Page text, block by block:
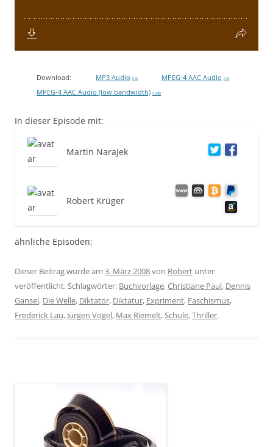
Download: MP3 Audio 0 B MPEG-4 AAC Audio 0 B
MPEG-4 AAC Audio (low bandwidth) 5 MB
In dieser Episode mit:
Martin Narajek
Robert Krüger
ähnliche Episoden:
Dieser Beitrag wurde am 3. März 2008von Robert unter
veröffentlicht. Schlagwörter: Buchvorlage,Christiane Paul, Dennis
Gansel, Die Welle, Diktator, Diktatur, Expriment, Faschismus,
Frederick Lau, Jürgen Vogel, Max Riemelt,Schule,Thriller.